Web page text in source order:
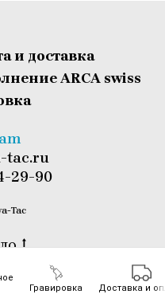
Гравировка Доставка и
и доставка
ARCA swiss
tac.ru
29-90
Tac